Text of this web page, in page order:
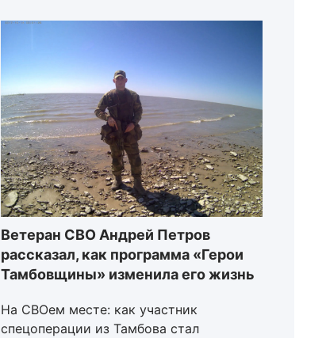
Ветеран СВО Андрей Петров
рассказал, как программа «Герои
Тамбовщины» изменила его жизнь
На СВОем месте: как участник
спецоперации из Тамбова стал